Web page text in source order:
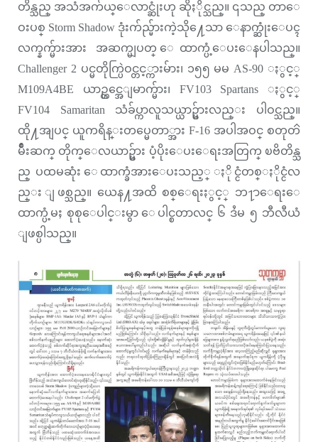
တိန္သည္ အသံအက်ယ္ေလာင္ဆုံးဟု ဆိုႏိုင္သည္။ ၎သည္ တာေ
ဝးပစ္ Storm Shadow ဒုံးက်ည္မ်ားကဲ့သို႔ေသာ ေနာက္ဆုံးေပၚ
လက္နက္မ်ားအား အဆက္မျပတ္ ေထာက္ပံ့ေပးေနပါသည္။
Challenger 2 ပင္မတိုက္ပြဲဝင္တင့္ကားမ်ား၊ ၁၅၅ မမ AS-90 ႏွင့္
M109A4BE ယာဥ္တင္အေျမာက္မ်ား၊ FV103 Spartans ႏွင့္
FV104 Samaritan သံခ်ပ္ကာလူသယ္ယာဥ္မ်ားလည္း ပါဝင္သည္။
ထို႔အျပင္ ယူကရိန္းတပ္မေတာ္အား F-16 အပါအဝင္ စတုတၳ
မ်ိဳးဆက္ တိုက္ေလယာဥ္မ်ား ပံ့ပိုးေပးေရးအတြက္ ၿဗိတိန္သ
ည္ ပထမဆုံး ေထာက္ခံအားေပးသည့္ ႏိုင္ငံတစ္ႏိုင္ငံလ
ည္း ျဖစ္သည္။ ယေန႔အထိ စစ္ေရးႏွင့္ ဘ႑ာေရးေ
ထာက္ပံ့မႈ စုစုေပါင္းမွာ ေပါင္စတာလင္ ၆ ဒႆမ ၅ ဘီလီယံ
ျဖစ္ပါသည္။